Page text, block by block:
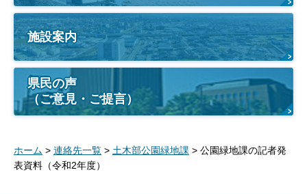
施設案内
県民の声
（ご意見・ご提言）
ホーム > 連絡先一覧 > 土木部公園緑地課 > 公園緑地課の記者発
表資料（令和2年度）